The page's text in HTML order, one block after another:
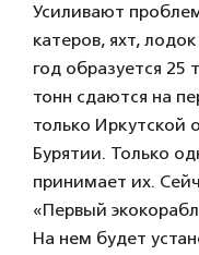
Усиливают
катеров, яхт,
год образуется 25
тонн сдаются на
только Иркутской
Бурятии. Только
принимает их.
«Первый
На нем будет